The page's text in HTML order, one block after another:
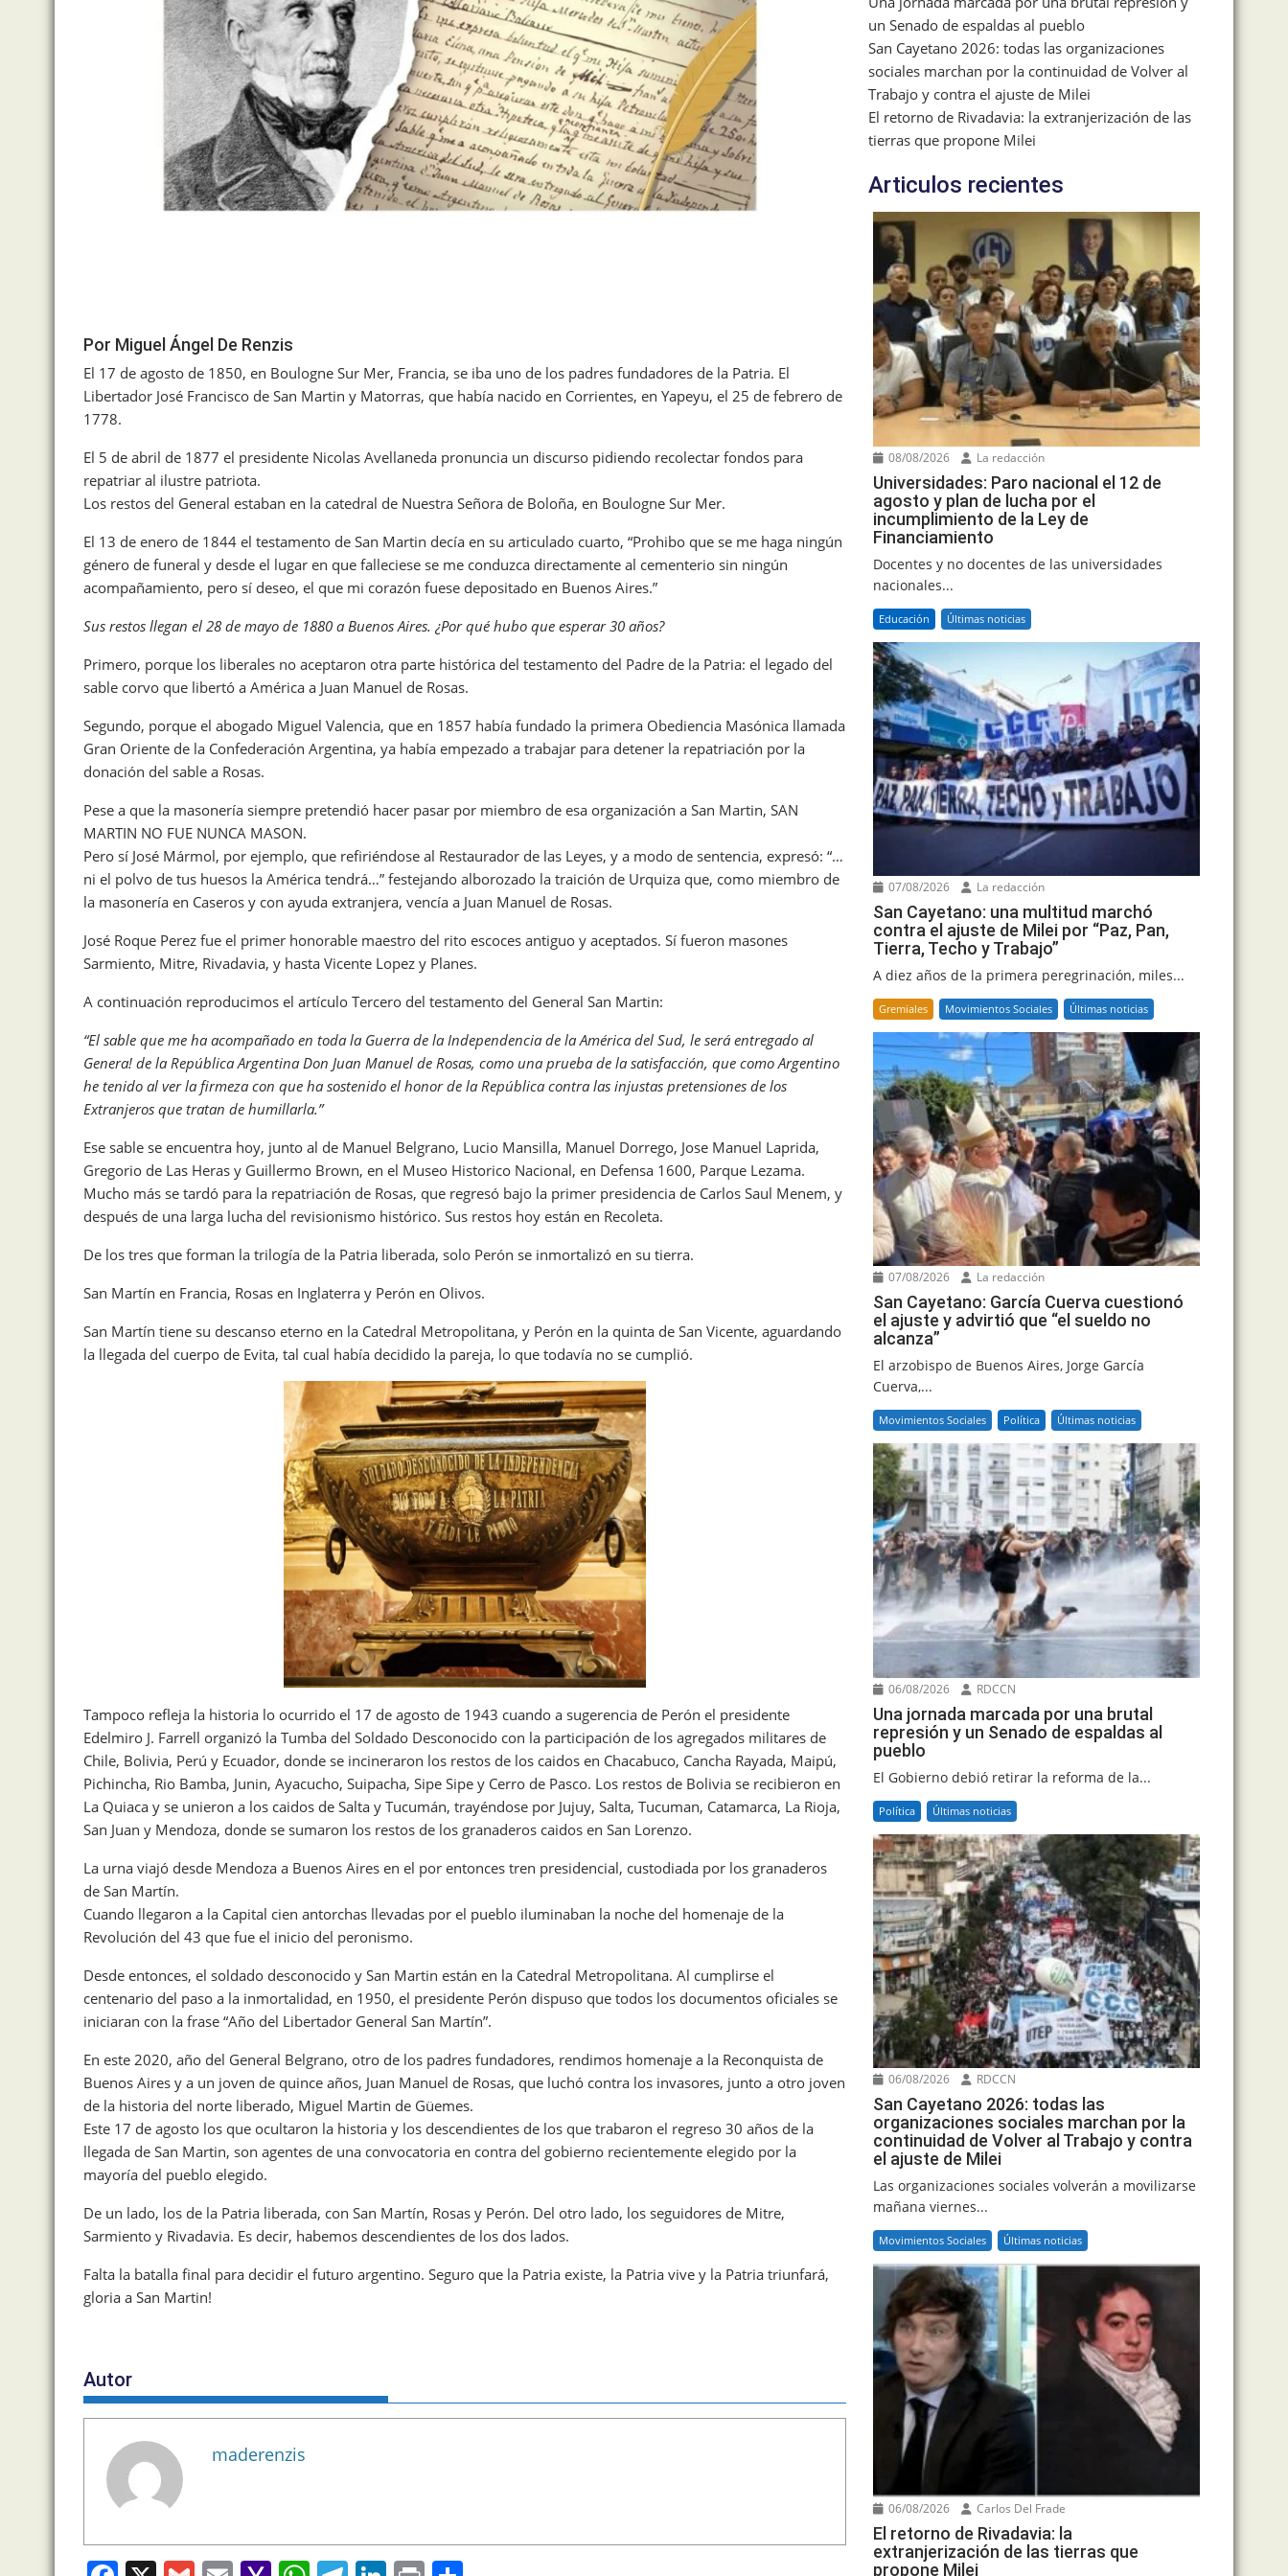
Por Miguel Ángel De Renzis
El 17 de agosto de 1850, en Boulogne Sur Mer, Francia, se iba uno de los padres fundadores de la Patria. El
Libertador José Francisco de San Martin y Matorras, que había nacido en Corrientes, en Yapeyu, el 25 de febrero de
1778.
El 5 de abril de 1877 el presidente Nicolas Avellaneda pronuncia un discurso pidiendo recolectar fondos para
repatriar al ilustre patriota.
Los restos del General estaban en la catedral de Nuestra Señora de Boloña, en Boulogne Sur Mer.
El 13 de enero de 1844 el testamento de San Martin decía en su articulado cuarto, “Prohibo que se me haga ningún
género de funeral y desde el lugar en que falleciese se me conduzca directamente al cementerio sin ningún
acompañamiento, pero sí deseo, el que mi corazón fuese depositado en Buenos Aires.”
Sus restos llegan el 28 de mayo de 1880 a Buenos Aires. ¿Por qué hubo que esperar 30 años?
Primero, porque los liberales no aceptaron otra parte histórica del testamento del Padre de la Patria: el legado del
sable corvo que libertó a América a Juan Manuel de Rosas.
Segundo, porque el abogado Miguel Valencia, que en 1857 había fundado la primera Obediencia Masónica llamada
Gran Oriente de la Confederación Argentina, ya había empezado a trabajar para detener la repatriación por la
donación del sable a Rosas.
Pese a que la masonería siempre pretendió hacer pasar por miembro de esa organización a San Martin, SAN
MARTIN NO FUE NUNCA MASON.
Pero sí José Mármol, por ejemplo, que refiriéndose al Restaurador de las Leyes, y a modo de sentencia, expresó: “…
ni el polvo de tus huesos la América tendrá…” festejando alborozado la traición de Urquiza que, como miembro de
la masonería en Caseros y con ayuda extranjera, vencía a Juan Manuel de Rosas.
José Roque Perez fue el primer honorable maestro del rito escoces antiguo y aceptados. Sí fueron masones
Sarmiento, Mitre, Rivadavia, y hasta Vicente Lopez y Planes.
A continuación reproducimos el artículo Tercero del testamento del General San Martin:
“El sable que me ha acompañado en toda la Guerra de la Independencia de la América del Sud, le será entregado al
Genera! de la República Argentina Don Juan Manuel de Rosas, como una prueba de la satisfacción, que como Argentino
he tenido al ver la firmeza con que ha sostenido el honor de la República contra las injustas pretensiones de los
Extranjeros que tratan de humillarla.”
Ese sable se encuentra hoy, junto al de Manuel Belgrano, Lucio Mansilla, Manuel Dorrego, Jose Manuel Laprida,
Gregorio de Las Heras y Guillermo Brown, en el Museo Historico Nacional, en Defensa 1600, Parque Lezama.
Mucho más se tardó para la repatriación de Rosas, que regresó bajo la primer presidencia de Carlos Saul Menem, y
después de una larga lucha del revisionismo histórico. Sus restos hoy están en Recoleta.
De los tres que forman la trilogía de la Patria liberada, solo Perón se inmortalizó en su tierra.
San Martín en Francia, Rosas en Inglaterra y Perón en Olivos.
San Martín tiene su descanso eterno en la Catedral Metropolitana, y Perón en la quinta de San Vicente, aguardando
la llegada del cuerpo de Evita, tal cual había decidido la pareja, lo que todavía no se cumplió.
Tampoco refleja la historia lo ocurrido el 17 de agosto de 1943 cuando a sugerencia de Perón el presidente
Edelmiro J. Farrell organizó la Tumba del Soldado Desconocido con la participación de los agregados militares de
Chile, Bolivia, Perú y Ecuador, donde se incineraron los restos de los caidos en Chacabuco, Cancha Rayada, Maipú,
Pichincha, Rio Bamba, Junin, Ayacucho, Suipacha, Sipe Sipe y Cerro de Pasco. Los restos de Bolivia se recibieron en
La Quiaca y se unieron a los caidos de Salta y Tucumán, trayéndose por Jujuy, Salta, Tucuman, Catamarca, La Rioja,
San Juan y Mendoza, donde se sumaron los restos de los granaderos caidos en San Lorenzo.
La urna viajó desde Mendoza a Buenos Aires en el por entonces tren presidencial, custodiada por los granaderos
de San Martín.
Cuando llegaron a la Capital cien antorchas llevadas por el pueblo iluminaban la noche del homenaje de la
Revolución del 43 que fue el inicio del peronismo.
Desde entonces, el soldado desconocido y San Martin están en la Catedral Metropolitana. Al cumplirse el
centenario del paso a la inmortalidad, en 1950, el presidente Perón dispuso que todos los documentos oficiales se
iniciaran con la frase “Año del Libertador General San Martín”.
En este 2020, año del General Belgrano, otro de los padres fundadores, rendimos homenaje a la Reconquista de
Buenos Aires y a un joven de quince años, Juan Manuel de Rosas, que luchó contra los invasores, junto a otro joven
de la historia del norte liberado, Miguel Martin de Güemes.
Este 17 de agosto los que ocultaron la historia y los descendientes de los que trabaron el regreso 30 años de la
llegada de San Martin, son agentes de una convocatoria en contra del gobierno recientemente elegido por la
mayoría del pueblo elegido.
De un lado, los de la Patria liberada, con San Martín, Rosas y Perón. Del otro lado, los seguidores de Mitre,
Sarmiento y Rivadavia. Es decir, habemos descendientes de los dos lados.
Falta la batalla final para decidir el futuro argentino. Seguro que la Patria existe, la Patria vive y la Patria triunfará,
gloria a San Martin!
Autor
maderenzis
un Senado de espaldas al pueblo
San Cayetano 2026: todas las organizaciones
sociales marchan por la continuidad de Volver al
Trabajo y contra el ajuste de Milei
El retorno de Rivadavia: la extranjerización de las
tierras que propone Milei
Articulos recientes
08/08/2026 La redacción
Universidades: Paro nacional el 12 de
agosto y plan de lucha por el
incumplimiento de la Ley de
Financiamiento
Docentes y no docentes de las universidades
nacionales...
Educación Últimas noticias
07/08/2026 La redacción
San Cayetano: una multitud marchó
contra el ajuste de Milei por “Paz, Pan,
Tierra, Techo y Trabajo”
A diez años de la primera peregrinación, miles...
Gremiales Movimientos Sociales Últimas noticias
07/08/2026 La redacción
San Cayetano: García Cuerva cuestionó
el ajuste y advirtió que “el sueldo no
alcanza”
El arzobispo de Buenos Aires, Jorge García
Cuerva,...
Movimientos Sociales Política Últimas noticias
06/08/2026 RDCCN
Una jornada marcada por una brutal
represión y un Senado de espaldas al
pueblo
El Gobierno debió retirar la reforma de la...
Política Últimas noticias
06/08/2026 RDCCN
San Cayetano 2026: todas las
organizaciones sociales marchan por la
continuidad de Volver al Trabajo y contra
el ajuste de Milei
Las organizaciones sociales volverán a movilizarse
mañana viernes...
Movimientos Sociales Últimas noticias
06/08/2026 Carlos Del Frade
El retorno de Rivadavia: la
extranjerización de las tierras que
propone Milei